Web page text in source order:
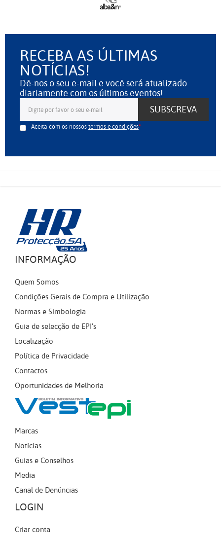
RECEBA AS ÚLTIMAS
NOTÍCIAS!
Dê-nos o seu e-mail e você será atualizado
diariamente com os últimos eventos!
SUBSCREVA
Aceita com os nossostermos e condições
INFORMAÇÃO
Quem Somos
Condições Gerais de Compra e Utilização
Normas e Simbologia
Guia de selecção de EPI's
Localização
Política de Privacidade
Contactos
Oportunidades de Melhoria
Marcas
Notícias
Guias e Conselhos
Media
Canal de Denúncias
LOGIN
Criar conta